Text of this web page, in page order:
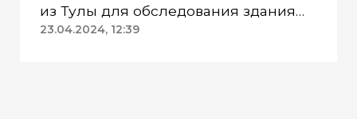
из Тулы для обследования здания
ДК «Геолог»
23.04.2024, 12:39